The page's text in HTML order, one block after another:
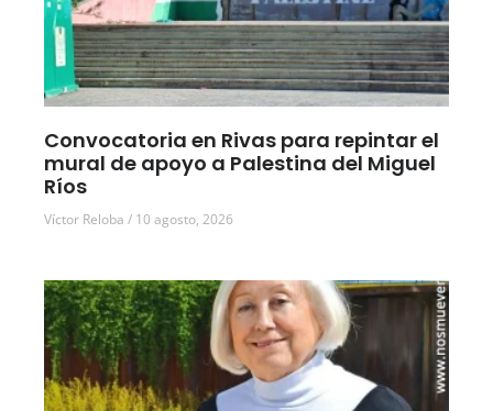
Convocatoria en Rivas para repintar el
mural de apoyo a Palestina del Miguel
Ríos
Víctor Reloba 10 agosto, 2026